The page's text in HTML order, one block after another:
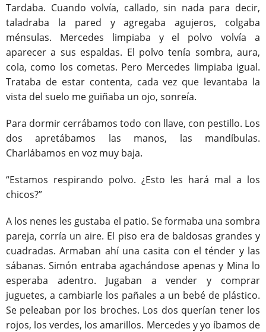
Tardaba. Cuando volvía, callado, sin nada para decir,
taladraba la pared y agregaba agujeros, colgaba
ménsulas. Mercedes limpiaba y el polvo volvía a
aparecer a sus espaldas. El polvo tenía sombra, aura,
cola, como los cometas. Pero Mercedes limpiaba igual.
Trataba de estar contenta, cada vez que levantaba la
vista del suelo me guiñaba un ojo, sonreía.
Para dormir cerrábamos todo con llave, con pestillo. Los
dos apretábamos las manos, las mandíbulas.
Charlábamos en voz muy baja.
“Estamos respirando polvo. ¿Esto les hará mal a los
chicos?”
A los nenes les gustaba el patio. Se formaba una sombra
pareja, corría un aire. El piso era de baldosas grandes y
cuadradas. Armaban ahí una casita con el ténder y las
sábanas. Simón entraba agachándose apenas y Mina lo
esperaba adentro. Jugaban a vender y comprar
juguetes, a cambiarle los pañales a un bebé de plástico.
Se peleaban por los broches. Los dos querían tener los
rojos, los verdes, los amarillos. Mercedes y yo íbamos de